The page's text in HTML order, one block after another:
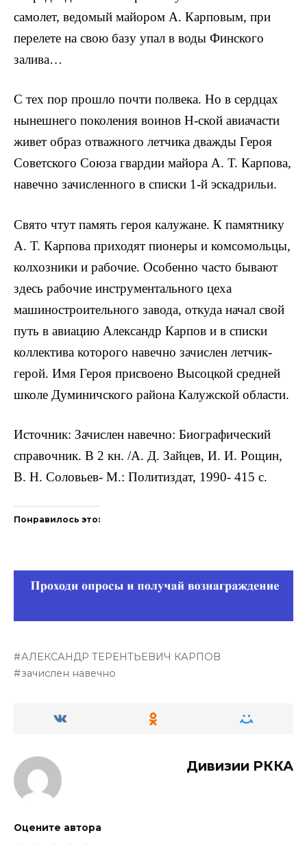
самолет, ведомый майором А. Карповым, при
перелете на свою базу упал в воды Финского
залива…
С тех пор прошло почти полвека. Но в сердцах
ны­нешнего поколения воинов Н-ской авиачасти
живет об­раз отважного летчика дважды Героя
Советского Союза гвардии майора А. Т. Карпова,
навечно зачисленного в списки 1-й эскадрильи.
Свято чтут память героя калужане. К памятнику
А. Т. Карпова приходят пионеры и комсомольцы,
колхоз­ники и рабочие. Особенно часто бывают
здесь рабочие инструментального цеха
машиностроительного завода, откуда начал свой
путь в авиацию Александр Карпов и в списки
коллектива которого навечно зачислен лет­чик-
герой. Имя Героя присвоено Высоцкой средней
школе Думиничского района Калужской области.
Источник: Зачислен навечно: Биографический
справочник. В 2 кн. /А. Д. Зайцев, И. И. Рощин,
В. Н. Соловьев- М.: Политиздат, 1990- 415 с.
Понравилось это:
АЛЕКСАНДР ТЕРЕНТЬЕВИЧ КАРПОВ
зачислен навечно
Дивизии РККА
Оцените автора